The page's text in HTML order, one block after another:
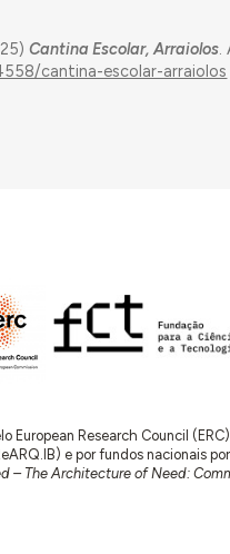
Cantina Escolar, Arraiolos.
cantina-escolar-arraiolos
European Research Council
e por fundos nacionais
– The Architecture of Need: